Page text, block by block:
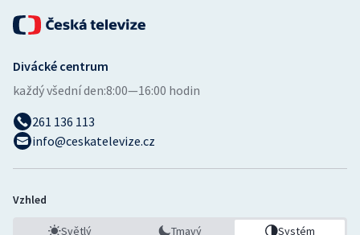
Divácké centrum
každý všední den:8:00—16:00 hodin
261 136 113
info@ceskatelevize.cz
Vzhled
Světlý Tmavý Systém